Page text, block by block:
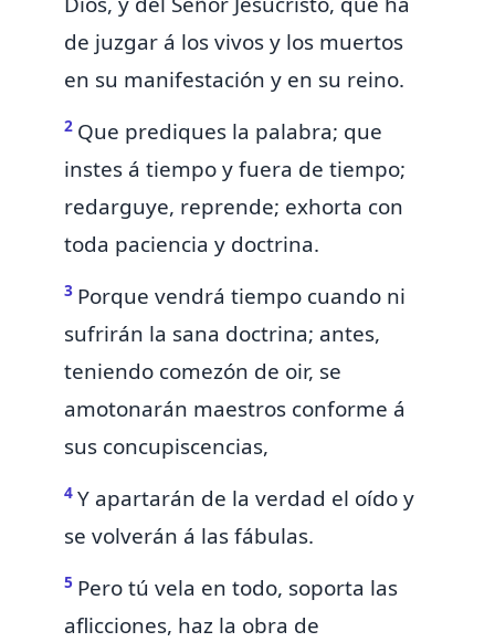
de juzgar á los vivos y los muertos
en su manifestación y en su reino.
2 Que prediques la palabra; que
instes á tiempo y fuera de tiempo;
redarguye, reprende; exhorta con
toda paciencia y doctrina.
3 Porque vendrá tiempo cuando ni
sufrirán la sana doctrina; antes,
teniendo comezón de oir, se
amotonarán maestros conforme á
sus concupiscencias,
4 Y apartarán de la verdad el oído y
se volverán á las fábulas.
5 Pero tú vela en todo, soporta las
aflicciones, haz la obra de